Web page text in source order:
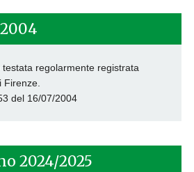
regolarmente registrata
Firenze.
del 16/07/2004
2024/2025